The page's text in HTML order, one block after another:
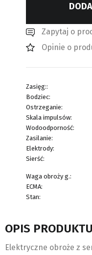
Zapytaj o
Opinie o
Zasięg::
Bodziec:
Ostrzeganie:
Skala impulsów:
Wodoodporność:
Zasilanie:
Elektrody:
Sierść:
Waga obroży g.:
ECMA:
Stan:
OPIS PRODUKTU
Elektryczne obroże z